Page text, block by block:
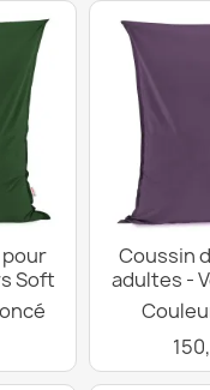
pour
Soft
Coussin
adultes -